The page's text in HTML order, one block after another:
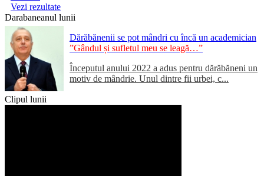
Vezi rezultate
Darabaneanul lunii
Dărăbănenii se pot mândri cu încă un academician
”Gândul și sufletul meu se leagă…”
Începutul anului 2022 a adus pentru dărăbăneni un
motiv de mândrie. Unul dintre fii urbei, c...
Clipul lunii